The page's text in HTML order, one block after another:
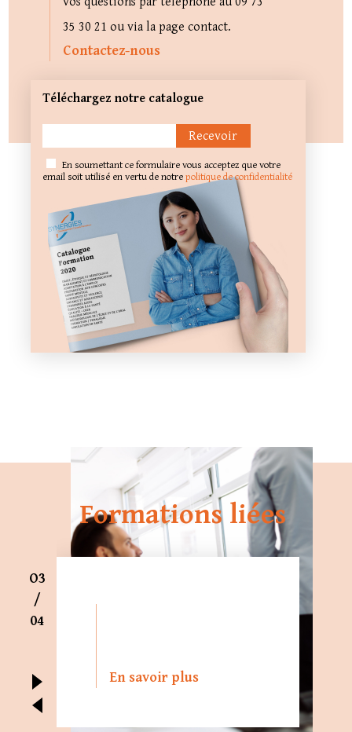
35 30 21 ou via la page contact.
Contactez-nous
Téléchargez notre catalogue
En soumettant ce formulaire vous acceptez que votre
email soit utilisé en vertu de notre politique de confidentialité
O3
/
04
Formations liées
En savoir plus